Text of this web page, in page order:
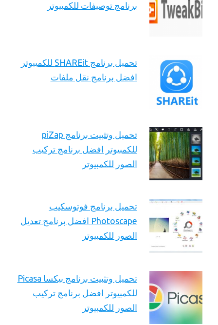
برنامج توصيفات للكمبيوتر
تحميل برنامج SHAREit للكمبيوتر
افضل برنامج نقل ملفات
تحميل وتثبيت برنامج piZap
للكمبيوتر افضل برنامج تركيب
الصور للكمبيوتر
تحميل برنامج فوتوسكيب
Photoscape افضل برنامج تعديل
الصور للكمبيوتر
تحميل وتثبيت برنامج بيكسا Picasa
للكمبيوتر افضل برنامج تركيب
الصور للكمبيوتر